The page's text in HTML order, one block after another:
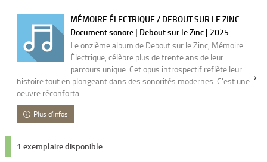
MÉMOIRE ÉLECTRIQUE / DEBOUT SUR LE ZINC
Document sonore | Debout sur le Zinc | 2025
Le onzième album de Debout sur le Zinc, Mémoire
Électrique, célèbre plus de trente ans de leur
parcours unique. Cet opus introspectif reflète leur
histoire tout en plongeant dans des sonorités modernes. C'est une
oeuvre réconforta...
Plus d'infos
1 exemplaire disponible